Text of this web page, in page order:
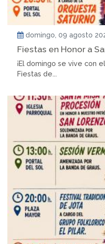
domingo, 09 agosto
Fiestas en Honor a
¡El domingo se vive con
Fiestas de...